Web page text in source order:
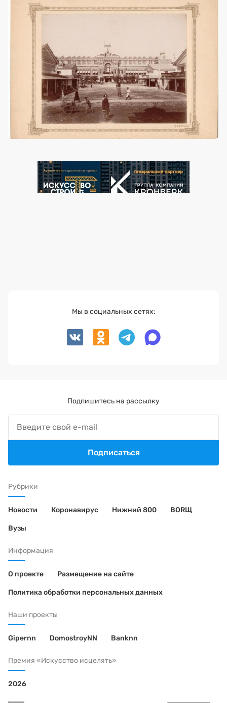
Рубрики
Новости Коронавирус Нижний 800 BORЩ
Вузы
Информация
О проекте Размещение на сайте
Политика обработки персональных данных
Наши проекты
Gipernn DomostroyNN Banknn
Премия «Искусство исцелять»
2026
Мы в социальных сетях:
Подпишитесь на рассылку
Подписаться